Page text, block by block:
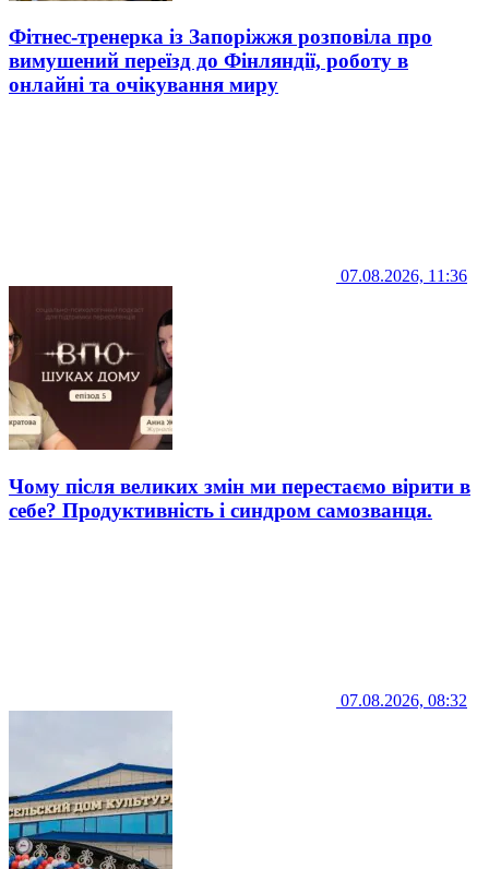
Фітнес-тренерка із Запоріжжя розповіла про
вимушений переїзд до Фінляндії, роботу в
онлайні та очікування миру
07.08.2026, 11:36
Чому після великих змін ми перестаємо вірити в
себе? Продуктивність і синдром самозванця.
07.08.2026, 08:32